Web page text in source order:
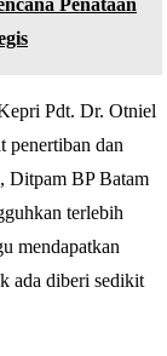
Penataan
Pdt. Dr. Otniel
penertiban dan
Ditpam BP Batam
terlebih
mendapatkan
ada diberi sedikit